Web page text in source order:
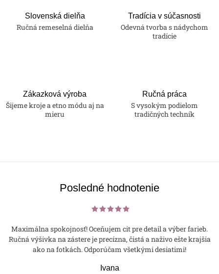
Slovenská dielňa
Ručná remeselná dielňa
Tradícia v súčasnosti
Odevná tvorba s nádychom
tradície
Zákazková výroba
Šijeme kroje a etno módu aj na
mieru
Ručná práca
S vysokým podielom
tradičných techník
Posledné hodnotenie
Maximálna spokojnosť! Oceňujem cit pre detail a výber farieb.
Ručná výšivka na zástere je precízna, čistá a naživo ešte krajšia
ako na fotkách. Odporúčam všetkými desiatimi!
Ivana